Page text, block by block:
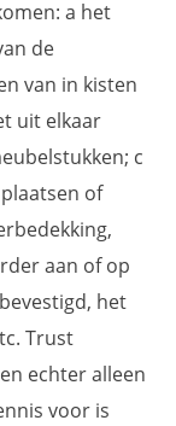
a het
de
van in kisten
uit elkaar
c
of
aan of op
het
Trust
echter alleen
voor is